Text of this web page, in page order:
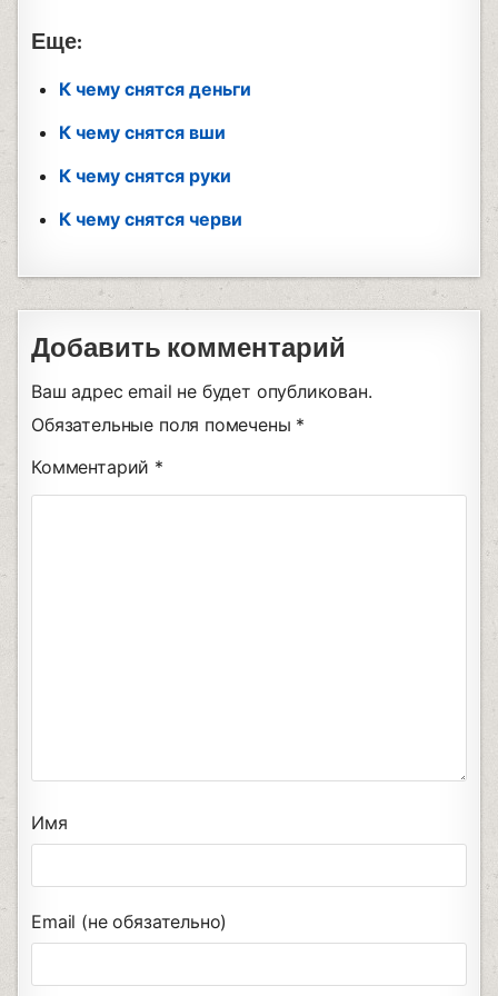
Еще:
К чему снятся деньги
К чему снятся вши
К чему снятся руки
К чему снятся черви
Добавить комментарий
Ваш адрес email не будет опубликован.
Обязательные поля помечены *
Комментарий *
Имя
Email (не обязательно)